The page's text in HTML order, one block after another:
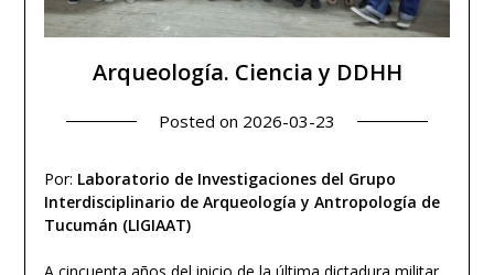
Arqueología. Ciencia y DDHH
Posted on 2026-03-23
Por: Laboratorio de Investigaciones del Grupo
Interdisciplinario de Arqueología y Antropología de
Tucumán (LIGIAAT)